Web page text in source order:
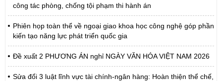
công tác phòng, chống tội phạm thi hành án
Phiên họp toàn thể về ngoại giao khoa học công nghệ góp phần
kiến tạo năng lực phát triển quốc gia
Đề xuất 2 PHƯƠNG ÁN nghỉ NGÀY VĂN HÓA VIỆT NAM 2026
Sửa đổi 3 luật lĩnh vực tài chính-ngân hàng: Hoàn thiện thể chế,